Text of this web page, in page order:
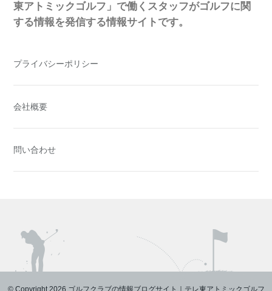
東アトミックゴルフ」で働くスタッフがゴルフに関
する情報を発信する情報サイトです。
プライバシーポリシー
会社概要
問い合わせ
© Copyright 2026 ゴルフクラブの情報ブログサイト｜テレ東アトミックゴルフ